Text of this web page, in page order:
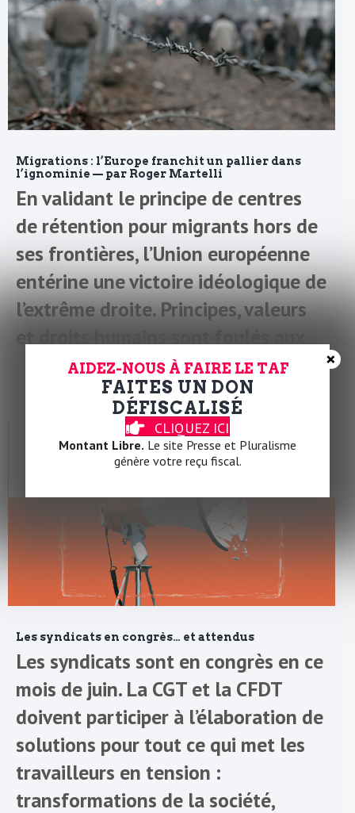
Migrations : l’Europe franchit un pallier dans
l’ignominie — par Roger Martelli
En validant le principe de centres
de rétention pour migrants hors de
ses frontières, l’Union européenne
entérine une victoire idéologique de
l’extrême droite. Principes, valeurs
et droits humains sont foulés aux
Les syndicats en congrès… et attendus
Les syndicats sont en congrès en ce
mois de juin. La CGT et la CFDT
doivent participer à l’élaboration de
solutions pour tout ce qui met les
travailleurs en tension :
transformations de la société,
AIDEZ-NOUS À FAIRE LE TAF
FAITES UN DON
DÉFISCALISÉ
CLIQUEZ ICI
Montant Libre. Le site Presse et Pluralisme
génère votre reçu fiscal.
×